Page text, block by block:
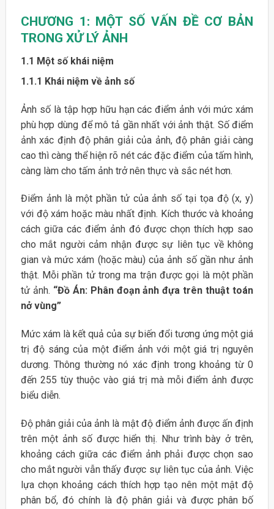
CHƯƠNG 1: MỘT SỐ VẤN ĐỀ CƠ BẢN
TRONG XỬ LÝ ẢNH
1.1 Một số khái niệm
1.1.1 Khái niệm về ảnh số
Ảnh số là tập hợp hữu hạn các điểm ảnh với mức xám
phù hợp dùng để mô tả gần nhất với ảnh thật. Số điểm
ảnh xác định độ phân giải của ảnh, độ phân giải càng
cao thì càng thể hiện rõ nét các đặc điểm của tấm hình,
càng làm cho tấm ảnh trở nên thực và sắc nét hơn.
Điểm ảnh là một phần tử của ảnh số tại tọa độ (x, y)
với độ xám hoặc màu nhất định. Kích thước và khoảng
cách giữa các điểm ảnh đó được chọn thích hợp sao
cho mắt người cảm nhận được sự liên tục về không
gian và mức xám (hoặc màu) của ảnh số gần như ảnh
thật. Mỗi phần tử trong ma trận được gọi là một phần
tử ảnh. “Đồ Án: Phân đoạn ảnh đựa trên thuật toán
nở vùng”
Mức xám là kết quả của sự biến đổi tương ứng một giá
trị độ sáng của một điểm ảnh với một giá trị nguyên
dương. Thông thường nó xác định trong khoảng từ 0
đến 255 tùy thuộc vào giá trị mà mỗi điểm ảnh được
biểu diễn.
Độ phân giải của ảnh là mật độ điểm ảnh được ấn định
trên một ảnh số được hiển thị. Như trình bày ở trên,
khoảng cách giữa các điểm ảnh phải được chọn sao
cho mắt người vẫn thấy được sự liên tục của ảnh. Việc
lựa chọn khoảng cách thích hợp tạo nên một mật độ
phân bổ, đó chính là độ phân giải và được phân bố